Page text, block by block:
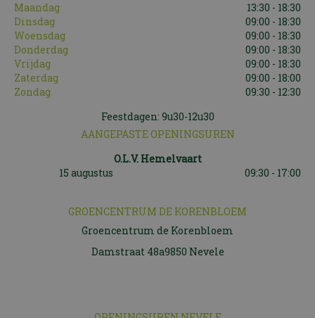
Maandag
13:30 - 18:30
Dinsdag
09:00 - 18:30
Woensdag
09:00 - 18:30
Donderdag
09:00 - 18:30
Vrijdag
09:00 - 18:30
Zaterdag
09:00 - 18:00
Zondag
09:30 - 12:30
Feestdagen: 9u30-12u30
AANGEPASTE OPENINGSUREN
O.L.V. Hemelvaart
15 augustus
09:30 - 17:00
GROENCENTRUM DE KORENBLOEM
Groencentrum de Korenbloem
Damstraat 48a9850 Nevele